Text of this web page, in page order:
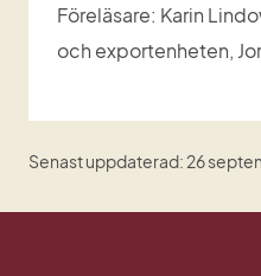
Föreläsare: Karin
och exportenheten,
Senast uppdaterad: 26